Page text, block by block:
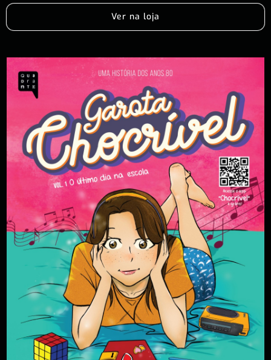
Ver na loja